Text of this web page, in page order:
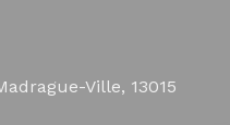
Ville, 13015